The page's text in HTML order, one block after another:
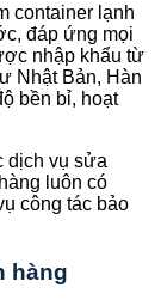
container lạnh
đáp ứng mọi
nhập khẩu từ
Nhật Bản, Hàn
bền bỉ, hoạt
dịch vụ sửa
luôn có
công tác bảo
hàng